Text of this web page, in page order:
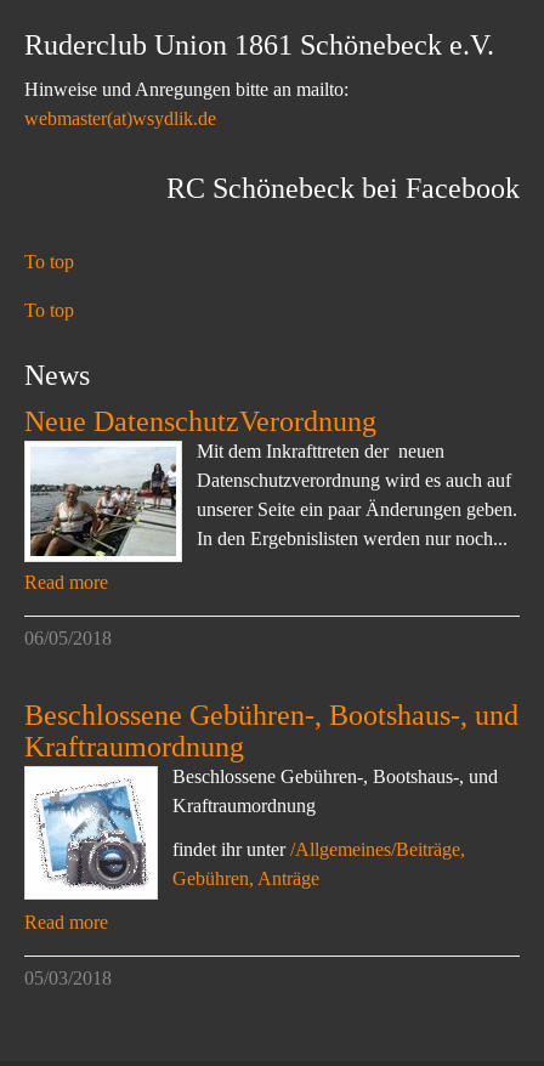
Ruderclub Union 1861 Schönebeck e.V.
Hinweise und Anregungen bitte an mailto:
webmaster(at)wsydlik.de
RC Schönebeck bei Facebook
To top
To top
News
Neue DatenschutzVerordnung
Mit dem Inkrafttreten der neuen
Datenschutzverordnung wird es auch auf
unserer Seite ein paar Änderungen geben.
In den Ergebnislisten werden nur noch...
Read more
06/05/2018
Beschlossene Gebühren-, Bootshaus-, und
Kraftraumordnung
Beschlossene Gebühren-, Bootshaus-, und
Kraftraumordnung
findet ihr unter/Allgemeines/Beiträge,
Gebühren, Anträge
Read more
05/03/2018